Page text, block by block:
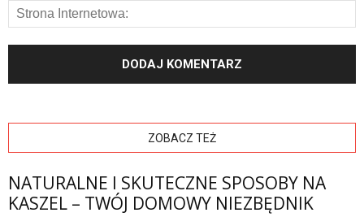
ZOBACZ TEŻ
NATURALNE I SKUTECZNE SPOSOBY NA
KASZEL – TWÓJ DOMOWY NIEZBĘDNIK